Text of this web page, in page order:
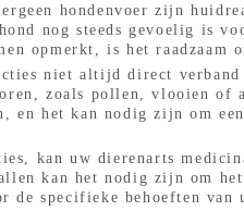
hondenvoer zijn
nog steeds gevoelig is
opmerkt, is het raadzaam
niet altijd direct verband
zoals pollen, vlooien of
en het kan nodig zijn om
kan uw dierenarts
kan het nodig zijn om
de specifieke behoeften van